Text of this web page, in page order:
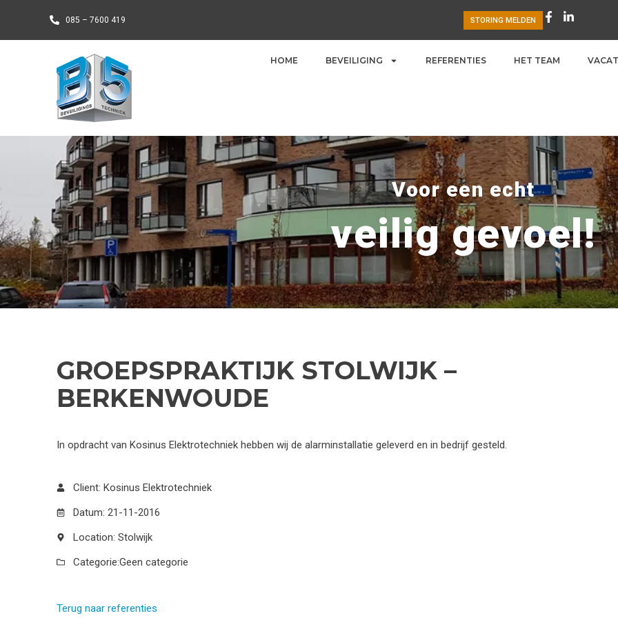
085 – 7600 419 STORING MELDEN
HOME BEVEILIGING REFERENTIES HET TEAM
Voor een echt
veilig gevoel!
GROEPSPRAKTIJK STOLWIJK –
BERKENWOUDE
In opdracht van Kosinus Elektrotechniek hebben wij de alarminstallatie geleverd en in bedrijf gesteld.
Client: Kosinus Elektrotechniek
Datum: 21-11-2016
Location: Stolwijk
Categorie:Geen categorie
Terug naar referenties